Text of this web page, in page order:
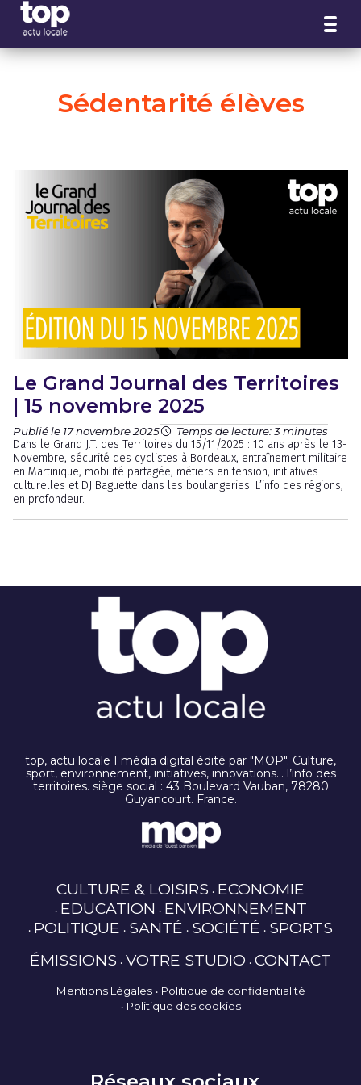
Sédentarité élèves
Le Grand Journal des Territoires
| 15 novembre 2025
Publié le 17 novembre 2025 Temps de lecture: 3 minutes
Dans le Grand J.T. des Territoires du 15/11/2025 : 10 ans après le 13-
Novembre, sécurité des cyclistes à Bordeaux, entraînement militaire
en Martinique, mobilité partagée, métiers en tension, initiatives
culturelles et DJ Baguette dans les boulangeries. L’info des régions,
en profondeur.
top, actu locale I média digital édité par "MOP". Culture,
sport, environnement, initiatives, innovations… l’info des
territoires. siège social : 43 Boulevard Vauban, 78280
Guyancourt. France.
CULTURE & LOISIRS ECONOMIE
EDUCATION ENVIRONNEMENT
POLITIQUE SANTÉ SOCIÉTÉ SPORTS
ÉMISSIONS VOTRE STUDIO CONTACT
Mentions Légales
Politique de confidentialité
Politique des cookies
Panneau de gestion des cookies